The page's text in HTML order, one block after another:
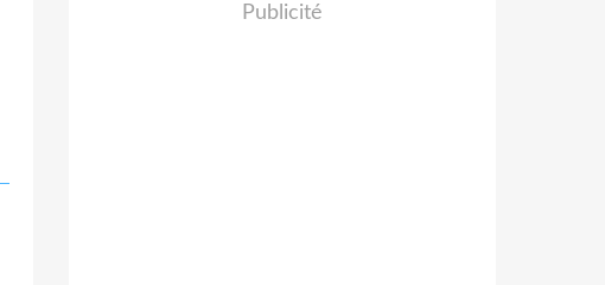
Publicité